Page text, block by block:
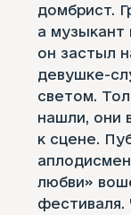
домбрист.
а музыкант
он застыл
девушке-
светом.
нашли, они
к сцене.
любви»
фестиваля.